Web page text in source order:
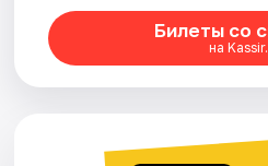
Билеты со
на